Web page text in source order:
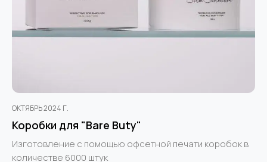
ОКТЯБРЬ 2024 Г.
Коробки для "Bare Buty"
Изготовление с помощью офсетной печати коробок в
количестве 6000 штук